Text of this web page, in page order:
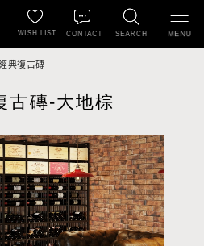
SEARCH
WISH LIST CONTACT MENU
典復古磚
古磚-大地棕